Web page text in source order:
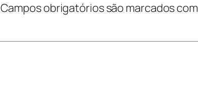
Campos obrigatórios são marcados com